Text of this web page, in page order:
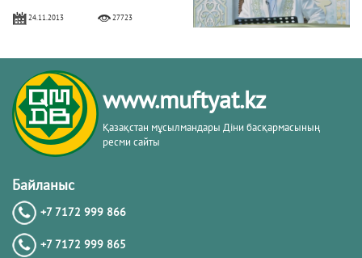
24.11.2013 27723
"Фатиха" сүресі
11.04.2016
23.10.2015
www.muftyat.kz
Қазақстан мұсылмандары Діни басқармасының
ресми сайты
Байланыс
+7 7172 999 866
+7 7172 999 865